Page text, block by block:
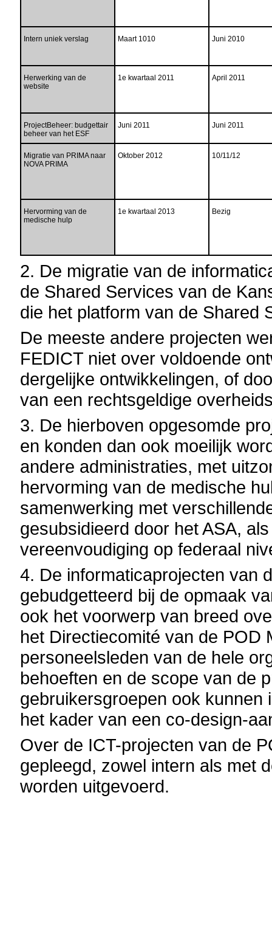
Intern uniek verslag Maart 1010 Juni 2010
Herwerking van de
website
1e kwartaal 2011 April 2011
ProjectBeheer: budgettair
beheer van het ESF
Juni 2011 Juni 2011
Migratie van PRIMA naar
NOVA PRIMA
Oktober 2012 10/11/12
Hervorming van de
medische hulp
1e kwartaal 2013 Bezig
2. De migratie van de
de Shared Services van de
die het platform van de Shared
De meeste andere projecten
FEDICT niet over voldoende
dergelijke ontwikkelingen, of
van een rechtsgeldige
3. De hierboven opgesomde
en konden dan ook moeilijk
andere administraties, met
hervorming van de medische
samenwerking met
gesubsidieerd door het ASA,
vereenvoudiging op federaal
4. De informaticaprojecten van
gebudgetteerd bij de opmaak
ook het voorwerp van breed
het Directiecomité van de POD
personeelsleden van de hele
behoeften en de scope van de
gebruikersgroepen ook kunnen
het kader van een co-design-
Over de ICT-projecten van de
gepleegd, zowel intern als met
worden uitgevoerd.